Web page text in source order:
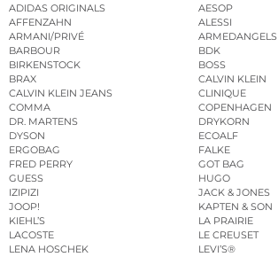
ADIDAS ORIGINALS
AESOP
AFFENZAHN
ALESSI
ARMANI/PRIVÉ
ARMEDANGELS
BARBOUR
BDK
BIRKENSTOCK
BOSS
BRAX
CALVIN KLEIN
CALVIN KLEIN JEANS
CLINIQUE
COMMA
COPENHAGEN
DR. MARTENS
DRYKORN
DYSON
ECOALF
ERGOBAG
FALKE
FRED PERRY
GOT BAG
GUESS
HUGO
IZIPIZI
JACK & JONES
JOOP!
KAPTEN & SON
KIEHL’S
LA PRAIRIE
LACOSTE
LE CREUSET
LENA HOSCHEK
LEVI’S®